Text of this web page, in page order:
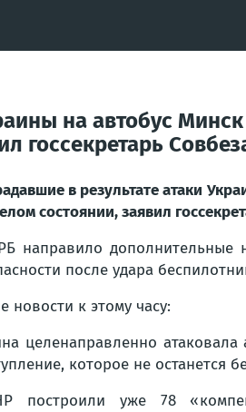
на автобус
госсекретарь
в результате атаки
состоянии, заявил
направило дополнительные
после удара
новости к этому часу:
целенаправленно
которое не
построили уже 78